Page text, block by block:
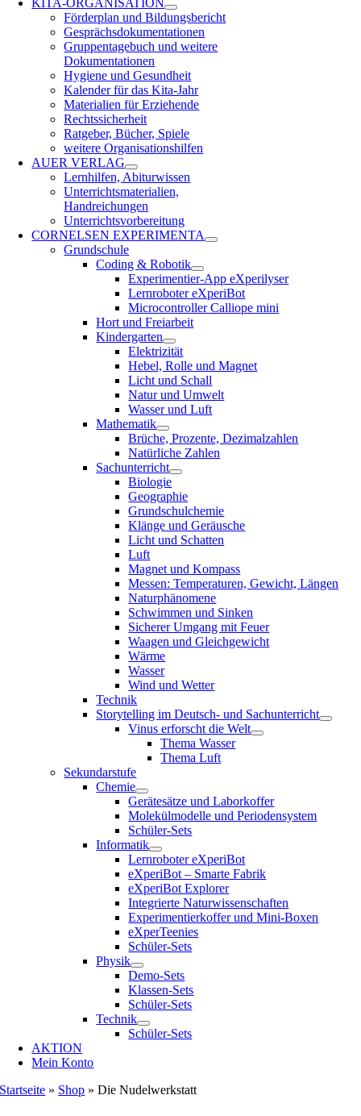
KITA-ORGANISATION
Förderplan und Bildungsbericht
Gesprächsdokumentationen
Gruppentagebuch und weitere
Dokumentationen
Hygiene und Gesundheit
Kalender für das Kita-Jahr
Materialien für Erziehende
Rechtssicherheit
Ratgeber, Bücher, Spiele
weitere Organisationshilfen
AUER VERLAG
Lernhilfen, Abiturwissen
Unterrichtsmaterialien,
Handreichungen
Unterrichtsvorbereitung
CORNELSEN EXPERIMENTA
Grundschule
Coding & Robotik
Experimentier-App eXperilyser
Lernroboter eXperiBot
Microcontroller Calliope mini
Hort und Freiarbeit
Kindergarten
Elektrizität
Hebel, Rolle und Magnet
Licht und Schall
Natur und Umwelt
Wasser und Luft
Mathematik
Brüche, Prozente, Dezimalzahlen
Natürliche Zahlen
Sachunterricht
Biologie
Geographie
Grundschulchemie
Klänge und Geräusche
Licht und Schatten
Luft
Magnet und Kompass
Messen: Temperaturen, Gewicht, Längen
Naturphänomene
Schwimmen und Sinken
Sicherer Umgang mit Feuer
Waagen und Gleichgewicht
Wärme
Wasser
Wind und Wetter
Technik
Storytelling im Deutsch- und Sachunterricht
Vinus erforscht die Welt
Thema Wasser
Thema Luft
Sekundarstufe
Chemie
Gerätesätze und Laborkoffer
Molekülmodelle und Periodensystem
Schüler-Sets
Informatik
Lernroboter eXperiBot
eXperiBot – Smarte Fabrik
eXperiBot Explorer
Integrierte Naturwissenschaften
Experimentierkoffer und Mini-Boxen
eXperTeenies
Schüler-Sets
Physik
Demo-Sets
Klassen-Sets
Schüler-Sets
Technik
Schüler-Sets
AKTION
Mein Konto
Startseite » Shop »Die Nudelwerkstatt